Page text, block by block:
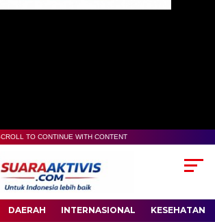
TO CONTINUE WITH CONTENT
DAERAH INTERNASIONAL KESEHATAN